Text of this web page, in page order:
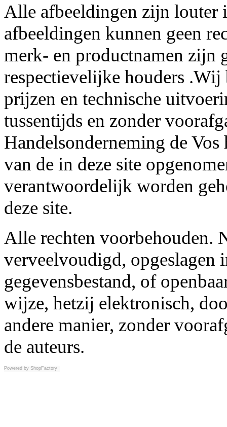
Alle afbeeldingen zijn louter
afbeeldingen kunnen geen
merk- en productnamen zijn
respectievelijke houders .Wij
prijzen en technische
tussentijds en zonder
Handelsonderneming de
van de in deze site
verantwoordelijk worden
deze site.
Alle rechten voorbehouden.
verveelvoudigd, opgeslagen
gegevensbestand, of
wijze, hetzij elektronisch,
andere manier, zonder
de auteurs.
Powered by ShopFactory